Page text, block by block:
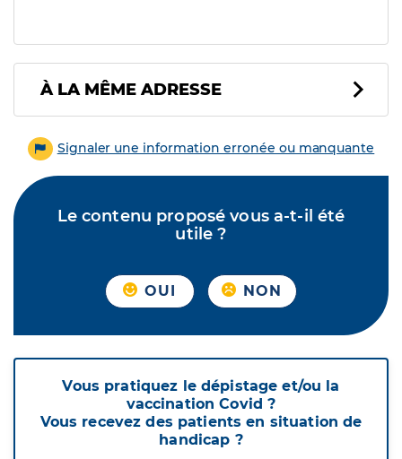
À LA MÊME ADRESSE
Signaler une information erronée ou manquante
Le contenu proposé vous a-t-il été
utile ?
OUI NON
Vous pratiquez le dépistage et/ou la
vaccination Covid ?
Vous recevez des patients en situation de
handicap ?